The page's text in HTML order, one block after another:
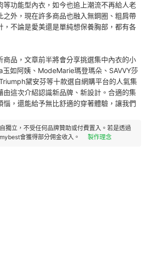
等功能型內衣，如今也追上潮流不再給人老
之外，現在許多商品也融入無鋼圈、粗肩帶
，不論是愛美還是單純想保養胸部，都有各
商品，文章前半將會分享挑選集中內衣的小
如阿姨、ModeMarie瑪登瑪朵、SAVVY莎
黛安芬等十款選自網購平台的人氣集
由這次介紹認識新品牌、新設計。合適的集
惱，還能給予無比舒適的穿著體驗，讓我們
獨立，不受任何品牌贊助或付費置入。若是透過
會獲得部分佣金收入。
製作理念